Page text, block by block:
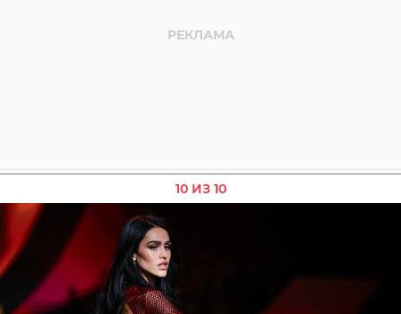
10 ИЗ 10